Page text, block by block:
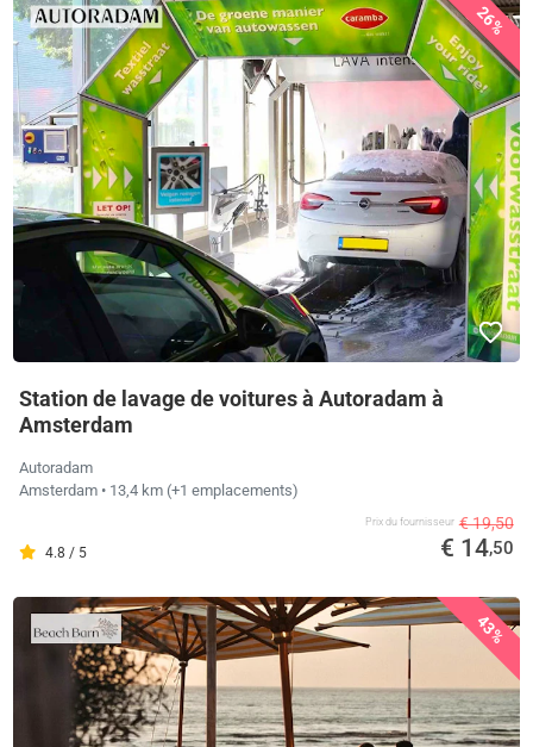
26%
Station de lavage de voitures à Autoradam à
Amsterdam
Autoradam
Amsterdam • 13,4 km (+1 emplacements)
4.8 / 5
Prix ​​du fournisseur € 19,50
€ 14,50
43%